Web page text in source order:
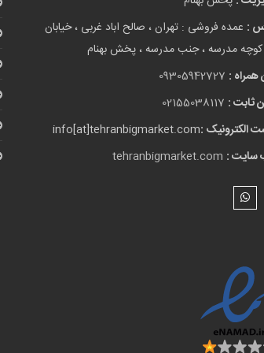
: عمده فروشی : تهران ، صالح اباد غربی ، خیابان
کوچه مدرسه ، جنب مدرسه ، پخش بهنام
همراه : 09305942727
ثابت : 02155038117
الکترونیک :info[at]tehranbigmarket.com
سایت : tehranbigmarket.com